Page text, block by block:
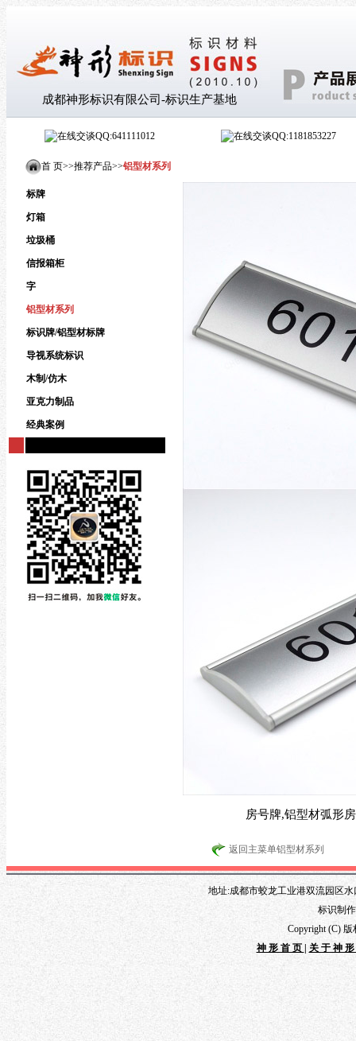
成都神形标识有限公司-标识生产基地
QQ:641111012 QQ:1181853227
首 页>>推荐产品>>铝型材系列
标牌
灯箱
垃圾桶
信报箱柜
字
铝型材系列
标识牌/铝型材标牌
导视系统标识
木制/仿木
亚克力制品
经典案例
房号牌,铝型材弧形
返回主菜单铝型材系列
地址:成都市蛟龙工业港双流园区水
标识制
Copyright (C)
神形首页
关于神形